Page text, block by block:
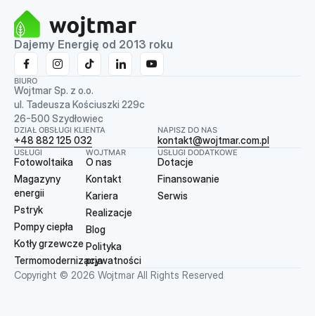
Dajemy Energię od 2013 roku
BIURO
Wojtmar Sp. z o.o.
ul. Tadeusza Kościuszki 229c
26-500 Szydłowiec
DZIAŁ OBSŁUGI KLIENTA
+48 882 125 032
NAPISZ DO NAS
kontakt@wojtmar.com.pl
USŁUGI
Fotowoltaika
Magazyny
energii
Pstryk
Pompy ciepła
Kotły grzewcze
Termomodernizacja
WOJTMAR
O nas
Kontakt
Kariera
Realizacje
Blog
Polityka
prywatności
USŁUGI DODATKOWE
Dotacje
Finansowanie
Serwis
Copyright © 2026 Wojtmar All Rights Reserved